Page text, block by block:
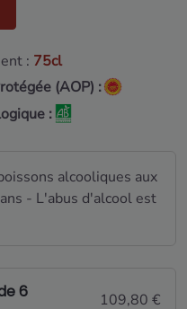
: 75cl
(AOP) :
:
alcooliques aux
- L'abus d'alcool est
6
109,80 €